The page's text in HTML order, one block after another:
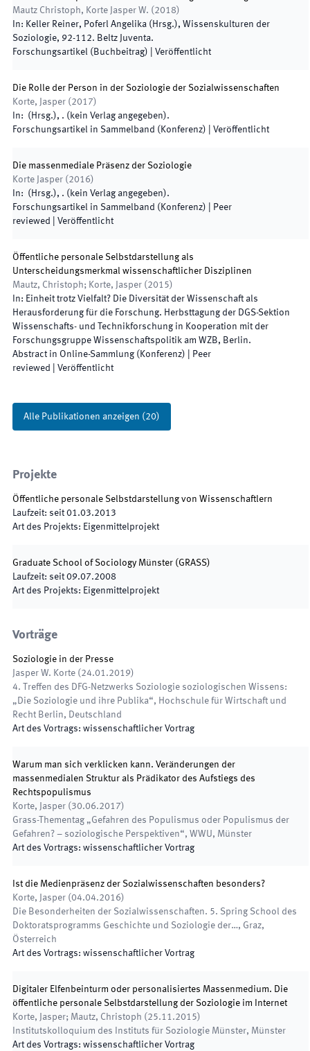
Mautz Christoph, Korte Jasper W. ( 2018)
In: Keller Reiner, Poferl Angelika ( Hrsg.), Wissenskulturen der
Soziologie, 92-112. Beltz Juventa.
Forschungsartikel (Buchbeitrag)
Veröffentlicht
Die Rolle der Person in der Soziologie der Sozialwissenschaften
Korte, Jasper ( 2017)
In: ( Hrsg.), . ( kein Verlag angegeben).
Forschungsartikel in Sammelband (Konferenz)
Veröffentlicht
Die massenmediale Präsenz der Soziologie
Korte Jasper ( 2016)
In: ( Hrsg.), . ( kein Verlag angegeben).
Forschungsartikel in Sammelband (Konferenz) | Peer
reviewed
Veröffentlicht
Öffentliche personale Selbstdarstellung als
Unterscheidungsmerkmal wissenschaftlicher Disziplinen
Mautz, Christoph; Korte, Jasper ( 2015)
In: Einheit trotz Vielfalt? Die Diversität der Wissenschaft als
Herausforderung für die Forschung. Herbsttagung der DGS-Sektion
Wissenschafts- und Technikforschung in Kooperation mit der
Forschungsgruppe Wissenschaftspolitik am WZB, Berlin.
Abstract in Online-Sammlung (Konferenz) | Peer
reviewed
Veröffentlicht
Alle Publikationen anzeigen (20)
Projekte
Öffentliche personale Selbstdarstellung von Wissenschaftlern
Laufzeit: seit 01.03.2013
Art des Projekts: Eigenmittelprojekt
Graduate School of Sociology Münster (GRASS)
Laufzeit: seit 09.07.2008
Art des Projekts: Eigenmittelprojekt
Vorträge
Soziologie in der Presse
Jasper W. Korte ( 24.01.2019)
4. Treffen des DFG-Netzwerks Soziologie soziologischen Wissens:
„Die Soziologie und ihre Publika“, Hochschule für Wirtschaft und
Recht Berlin, Deutschland
Art des Vortrags: wissenschaftlicher Vortrag
Warum man sich verklicken kann. Veränderungen der
massenmedialen Struktur als Prädikator des Aufstiegs des
Rechtspopulismus
Korte, Jasper ( 30.06.2017)
Grass-Thementag „Gefahren des Populismus oder Populismus der
Gefahren? – soziologische Perspektiven“, WWU, Münster
Art des Vortrags: wissenschaftlicher Vortrag
Ist die Medienpräsenz der Sozialwissenschaften besonders?
Korte, Jasper (04.04.2016)
Die Besonderheiten der Sozialwissenschaften. 5. Spring School des
Doktoratsprogramms Geschichte und Soziologie der…, Graz,
Österreich
Art des Vortrags: wissenschaftlicher Vortrag
Digitaler Elfenbeinturm oder personalisiertes Massenmedium. Die
öffentliche personale Selbstdarstellung der Soziologie im Internet
Korte, Jasper; Mautz, Christoph ( 25.11.2015)
Institutskolloquium des Instituts für Soziologie Münster, Münster
Art des Vortrags: wissenschaftlicher Vortrag